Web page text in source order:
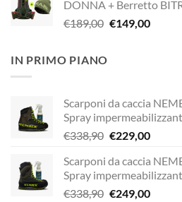
era:
€338,90.
è:
DONNA + Berretto
€189,00 Il
€149,00Il
IN PRIMO PIANO
Scarponi da caccia
Spray
€338,90 Il
originale
era:
€338,90.
€229,00Il
è:
Scarponi da caccia
Spray
€338,90 Il
€249,00Il